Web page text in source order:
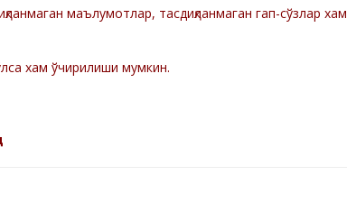
маълумотлар, тасдиқланмаган гап-сўзлар хам
хам ўчирилиши мумкин.